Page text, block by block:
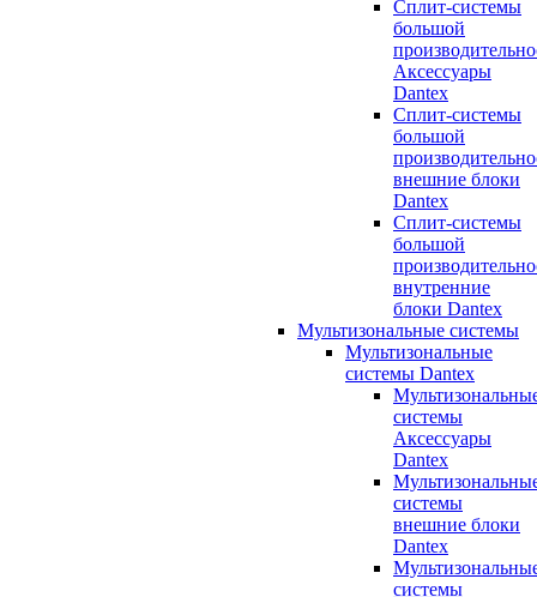
Сплит-системы
большой
Аксессуары
Dantex
Сплит-системы
большой
внешние блоки
Dantex
Сплит-системы
большой
внутренние
блоки Dantex
Мультизональные системы
Мультизональные
системы Dantex
системы
Аксессуары
Dantex
системы
внешние блоки
Dantex
системы